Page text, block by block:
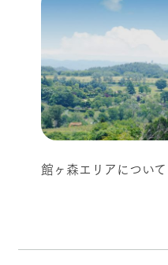
館ヶ森エリアについて